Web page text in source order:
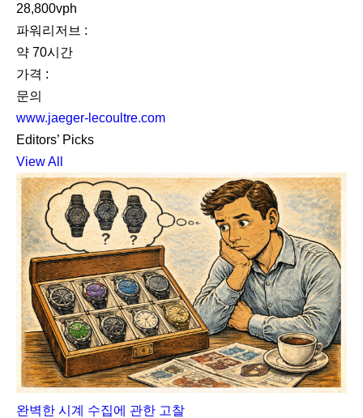
28,800vph
파워리저브 :
약 70시간
가격 :
문의
www.jaeger-lecoultre.com
Editors’ Picks
View All
완벽한 시계 수집에 관한 고찰